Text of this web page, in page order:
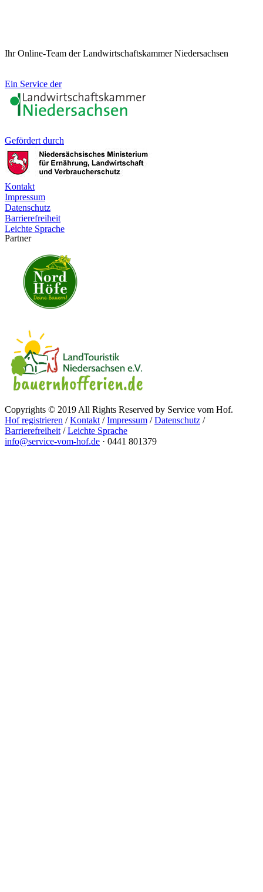
Ihr Online-Team der Landwirtschaftskammer Niedersachsen
Ein Service der
Gefördert durch
Kontakt
Impressum
Datenschutz
Barrierefreiheit
Leichte Sprache
Partner
Copyrights © 2019 All Rights Reserved by Service vom Hof.
Hof registrieren /Kontakt /Impressum /Datenschutz /
Barrierefreiheit /Leichte Sprache
info@service-vom-hof.de · 0441 801379